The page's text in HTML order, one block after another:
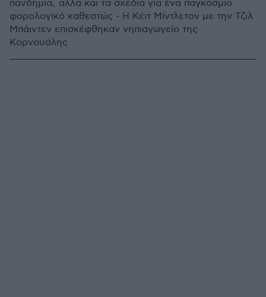
πανδημία, αλλά και τα σχέδια για ένα παγκόσμιο
φορολογικό καθεστώς - Η Κέιτ Μίντλετον με την Τζιλ
Μπάιντεν επισκέφθηκαν νηπιαγωγείο της
Κορνουάλης